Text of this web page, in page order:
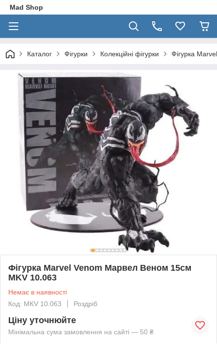
Mad Shop
Каталог Фігурки Колекційні фігурки Фігурка
Фігурка Marvel Venom Марвел Веном 15см
MKV 10.063
Немає в наявності
Код: MKV 10.063
Роздріб
Ціну уточнюйте
Мінімальна сума замовлення на сайті — 50 ₴